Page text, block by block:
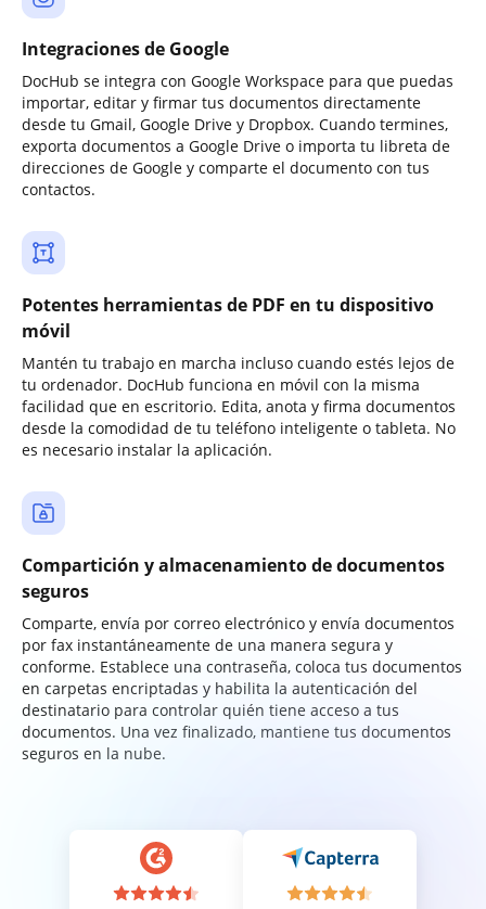
Integraciones de Google
DocHub se integra con Google Workspace para que puedas
importar, editar y firmar tus documentos directamente
desde tu Gmail, Google Drive y Dropbox. Cuando termines,
exporta documentos a Google Drive o importa tu libreta de
direcciones de Google y comparte el documento con tus
contactos.
Potentes herramientas de PDF en tu dispositivo
móvil
Mantén tu trabajo en marcha incluso cuando estés lejos de
tu ordenador. DocHub funciona en móvil con la misma
facilidad que en escritorio. Edita, anota y firma documentos
desde la comodidad de tu teléfono inteligente o tableta. No
es necesario instalar la aplicación.
Compartición y almacenamiento de documentos
seguros
Comparte, envía por correo electrónico y envía documentos
por fax instantáneamente de una manera segura y
conforme. Establece una contraseña, coloca tus documentos
en carpetas encriptadas y habilita la autenticación del
destinatario para controlar quién tiene acceso a tus
documentos. Una vez finalizado, mantiene tus documentos
seguros en la nube.